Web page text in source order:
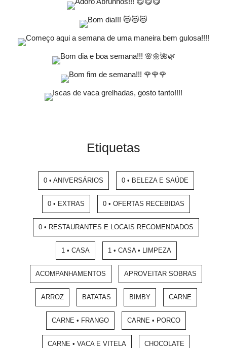
Etiquetas
0 • ANIVERSÁRIOS 0 • BELEZA E SAÚDE
0 • EXTRAS 0 • OFERTAS RECEBIDAS
0 • RESTAURANTES E LOCAIS RECOMENDADOS
1 • CASA 1 • CASA • LIMPEZA
ACOMPANHAMENTOS APROVEITAR SOBRAS
ARROZ BATATAS BIMBY CARNE
CARNE • FRANGO CARNE • PORCO
CARNE • VACA E VITELA CHOCOLATE